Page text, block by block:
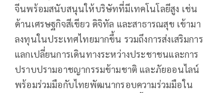
จีนพร้อมสนับสนุนให้บริษัทที่มีเทคโนโลยีสูง เช่น
ด้านเศรษฐกิจสีเขียว ดิจิทัล และสาธารณสุข เข้ามา
ลงทุนในประเทศไทยมากขึ้น รวมถึงการส่งเสริมการ
แลกเปลี่ยนการเดินทางระหว่างประชาชนและการ
ปราบปรามอาชญากรรมข้ามชาติ และภัยออนไลน์
พร้อมร่วมมือกับไทยพัฒนากรอบความร่วมมือใน